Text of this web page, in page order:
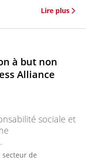
Lire plus
à but non
Alliance
sociale et
secteur de